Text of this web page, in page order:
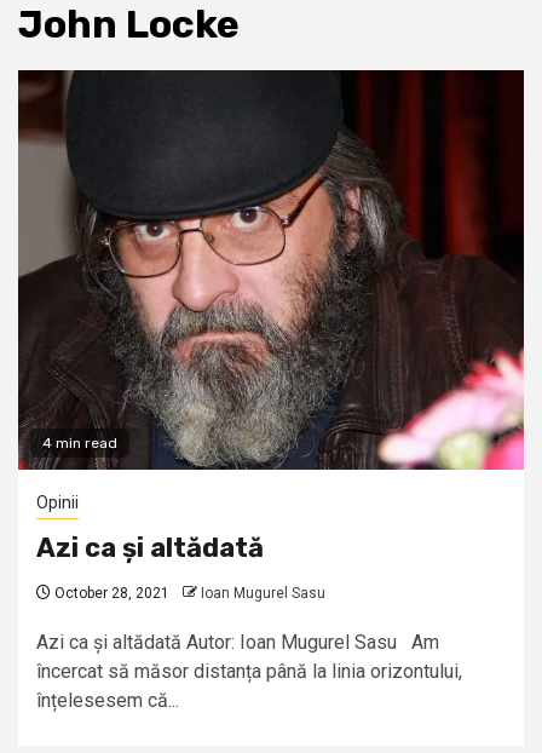
John Locke
4 min read
Opinii
Azi ca și altădată
October 28, 2021 Ioan Mugurel Sasu
Azi ca și altădată Autor: Ioan Mugurel Sasu Am
încercat să măsor distanța până la linia orizontului,
înțelesesem că...